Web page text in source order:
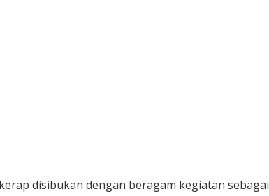
disibukan dengan beragam kegiatan sebagai